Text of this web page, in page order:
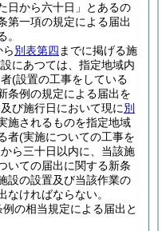
日から六十日」とあるの
第一項の規定による届出
。
ら別表第四 までに掲げる施
にあつては、指定地域内
(設置の工事をしている
条例の規定による届出を
及び施行日において現に別
施されるものを指定地域
者(実施についての工事を
ら三十日以内に、当該施
いての届出に関する新条
設の設置及び当該作業の
ければならない。
の相当規定による届出と